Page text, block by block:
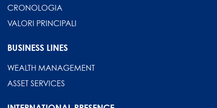
CRONOLOGIA
VALORI PRINCIPALI
BUSINESS LINES
WEALTH MANAGEMENT
ASSET SERVICES